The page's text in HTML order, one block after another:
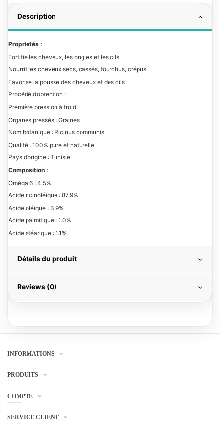
Description
Propriétés :
Fortifie les cheveux, les ongles et les cils
Nourrit les cheveux secs, cassés, fourchus, crépus
Favorise la pousse des cheveux et des cils
Procédé d’obtention :
Première pression à froid
Organes pressés : Graines
Nom botanique : Ricinus communis
Qualité : 100% pure et naturelle
Pays d’origine : Tunisie
Composition :
Oméga 6 : 4.5%
Acide ricinoléique : 87.9%
Acide oléique : 3.9%
Acide palmitique : 1.0%
Acide stéarique : 1.1%
Détails du produit
Reviews (0)
INFORMATIONS
PRODUITS
COMPTE
SERVICE CLIENT